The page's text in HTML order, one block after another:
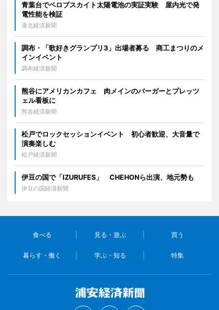
青葉台でペロブスカイト太陽電池の実証実験 屋内光で発
電性能を検証
港北経済新聞
調布・「歌好きグランプリ3」出場者募る 商工まつりのメ
インイベント
調布経済新聞
熊谷にアメリカンカフェ 肉メインのバーガーとプレッツ
ェル看板に
熊谷経済新聞
松戸でロックセッションイベント 初心者歓迎、大音量で
演奏楽しむ
松戸経済新聞
伊豆の国で「IZURUFES」 CHEHONら出演、地元勢も
伊豆の国経済新聞
食べる 見る・遊ぶ 買う
暮らす・働く 学ぶ・知る 特集